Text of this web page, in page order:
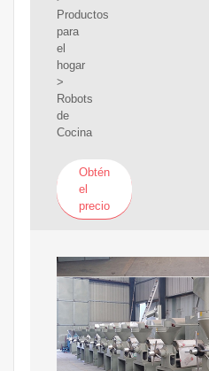
Productos
para
el
hogar
>
Robots
de
Cocina
Obtén
el
precio